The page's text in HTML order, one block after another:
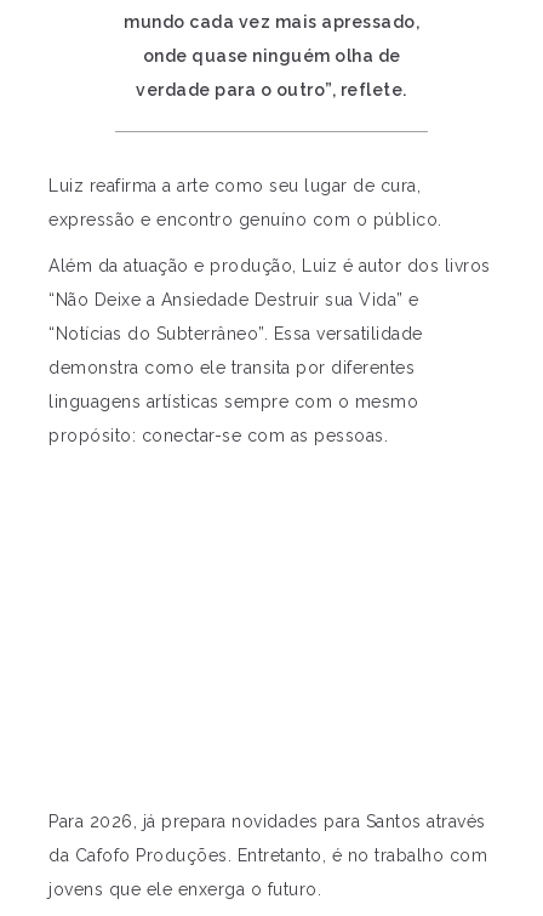
mundo cada vez mais apressado,
onde quase ninguém olha de
verdade para o outro”, reflete.
Luiz reafirma a arte como seu lugar de cura,
expressão e encontro genuíno com o público.
Além da atuação e produção, Luiz é autor dos livros
“Não Deixe a Ansiedade Destruir sua Vida” e
“Notícias do Subterrâneo”. Essa versatilidade
demonstra como ele transita por diferentes
linguagens artísticas sempre com o mesmo
propósito: conectar-se com as pessoas.
Para 2026, já prepara novidades para Santos através
da Cafofo Produções. Entretanto, é no trabalho com
jovens que ele enxerga o futuro.